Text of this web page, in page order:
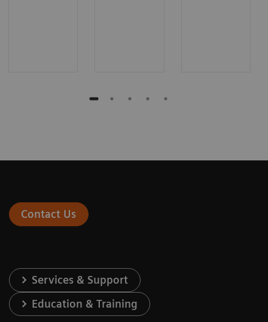
Contact Us
Services & Support
Education & Training